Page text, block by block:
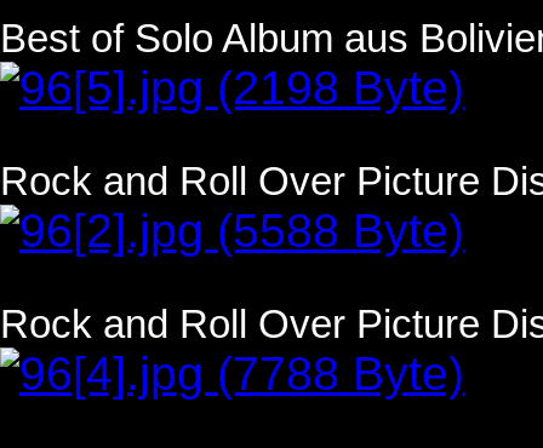
Best of Solo Album aus
Rock and Roll Over Picture
Rock and Roll Over Picture